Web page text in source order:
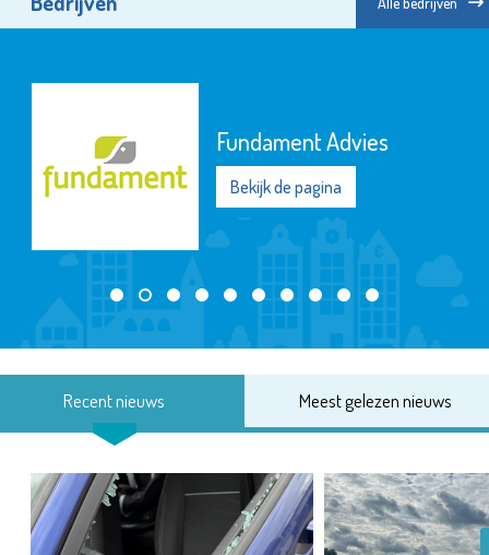
Fundament Advies
Bekijk de pagina
Recent nieuws Meest gelezen nieuws